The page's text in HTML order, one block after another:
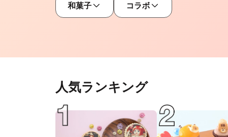
和菓子 コラボ
人気ランキング